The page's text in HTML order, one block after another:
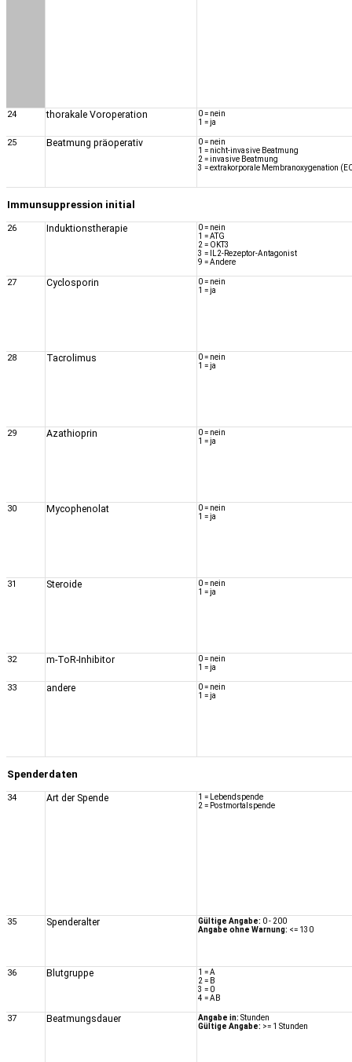
24 thorakale Voroperation
0 = nein
1 = ja
25 Beatmung präoperativ
0 = nein
1 = nicht-invasive Beatmung
2 = invasive Beatmung
3 = extrakorporale Membranoxygenation
Immunsuppression initial
26 Induktionstherapie
0 = nein
1 = ATG
2 = OKT3
3 = IL2-Rezeptor-Antagonist
9 = Andere
27 Cyclosporin
0 = nein
1 = ja
28 Tacrolimus
0 = nein
1 = ja
29 Azathioprin
0 = nein
1 = ja
30 Mycophenolat
0 = nein
1 = ja
31 Steroide
0 = nein
1 = ja
32 m-ToR-Inhibitor
0 = nein
1 = ja
33 andere
0 = nein
1 = ja
Spenderdaten
34 Art der Spende
1 = Lebendspende
2 = Postmortalspende
35 Spenderalter Gültige Angabe: 0 - 200
Angabe ohne Warnung: <= 130
36 Blutgruppe
1 = A
2 = B
3 = 0
4 = AB
37 Beatmungsdauer Angabe in: Stunden
Gültige Angabe: >= 1 Stunden